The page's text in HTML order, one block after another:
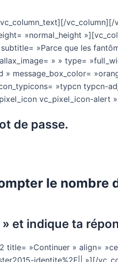
»normal_height
»Parce que les
» » type=
message_box_color=
»typcn typcn-
vc_pixel_icon-alert
de passe.
le nombre
et indique ta
title= »Continuer » align=